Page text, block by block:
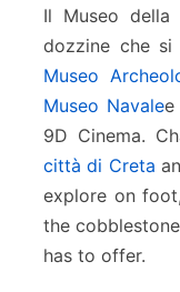
Il Museo
dozzine che
Museo
Museo Navalee
9D Cinema.
città di Creta
explore on
the
has to offer.